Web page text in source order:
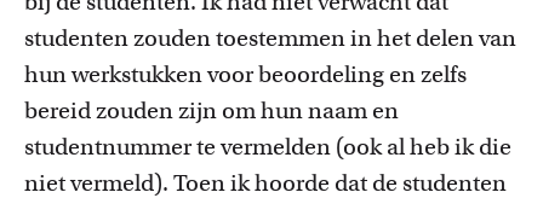
studenten zouden toestemmen in het delen van
hun werkstukken voor beoordeling en zelfs
bereid zouden zijn om hun naam en
studentnummer te vermelden (ook al heb ik die
niet vermeld). Toen ik hoorde dat de studenten